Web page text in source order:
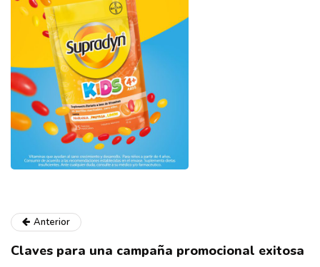
Anterior
Claves para una campaña promocional exitosa